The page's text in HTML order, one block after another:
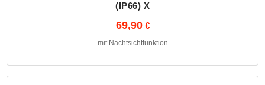
(IP66) X
69,90
mit Nachtsichtfunktion